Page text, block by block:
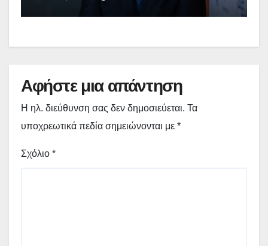
Αφήστε μια απάντηση
Η ηλ. διεύθυνση σας δεν δημοσιεύεται. Τα
υποχρεωτικά πεδία σημειώνονται με *
Σχόλιο *